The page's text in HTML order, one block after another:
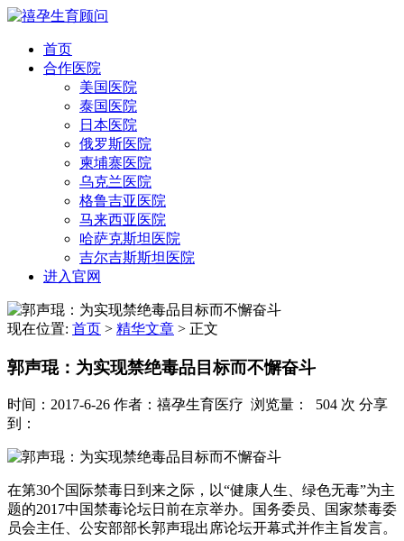
首页
合作医院
美国医院
泰国医院
日本医院
俄罗斯医院
柬埔寨医院
乌克兰医院
格鲁吉亚医院
马来西亚医院
哈萨克斯坦医院
吉尔吉斯斯坦医院
进入官网
现在位置: 首页 > 精华文章 > 正文
郭声琨：为实现禁绝毒品目标而不懈奋斗
时间：2017-6-26 作者：禧孕生育医疗 浏览量： 504 次 分享
到：
在第30个国际禁毒日到来之际，以“健康人生、绿色无毒”为主
题的2017中国禁毒论坛日前在京举办。国务委员、国家禁毒委
员会主任、公安部部长郭声琨出席论坛开幕式并作主旨发言。